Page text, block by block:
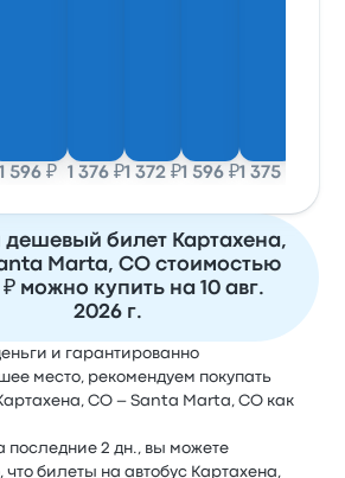
1 596 ₽ 1 376 ₽1 372 ₽1 596 ₽1 375 ₽
билет Картахена,
Marta, CO стоимостью
₽ можно купить на 10 авг.
2026 г.
и гарантированно
место, рекомендуем покупать
CO – Santa Marta, CO как
последние 2 дн., вы можете
что билеты на автобус Картахена,